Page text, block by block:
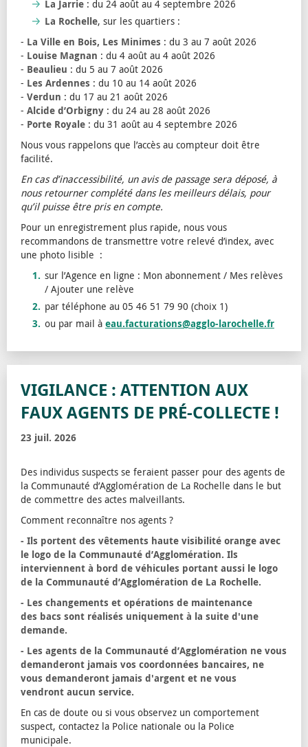
La Jarrie : du 24 août au 4 septembre 2026
La Rochelle, sur les quartiers :
- La Ville en Bois, Les Minimes : du 3 au 7 août 2026
- Louise Magnan : du 4 août au 4 août 2026
- Beaulieu : du 5 au 7 août 2026
- Les Ardennes : du 10 au 14 août 2026
- Verdun : du 17 au 21 août 2026
- Alcide d’Orbigny : du 24 au 28 août 2026
- Porte Royale : du 31 août au 4 septembre 2026
Nous vous rappelons que l’accès au compteur doit être
facilité.
En cas d’inaccessibilité, un avis de passage sera déposé, à
nous retourner complété dans les meilleurs délais, pour
qu’il puisse être pris en compte.
Pour un enregistrement plus rapide, nous vous
recommandons de transmettre votre relevé d’index, avec
une photo lisible :
sur l’Agence en ligne : Mon abonnement / Mes relèves
/ Ajouter une relève
par téléphone au 05 46 51 79 90 (choix 1)
ou par mail à eau.facturations@agglo-larochelle.fr
VIGILANCE : ATTENTION AUX
FAUX AGENTS DE PRÉ-COLLECTE !
23 juil. 2026
Des individus suspects se feraient passer pour des agents de
la Communauté d’Agglomération de La Rochelle dans le but
de commettre des actes malveillants.
Comment reconnaître nos agents ?
- Ils portent des vêtements haute visibilité orange avec
le logo de la Communauté d’Agglomération. Ils
interviennent à bord de véhicules portant aussi le logo
de la Communauté d’Agglomération de La Rochelle.
- Les changements et opérations de maintenance
des bacs sont réalisés uniquement à la suite d'une
demande.
- Les agents de la Communauté d’Agglomération ne vous
demanderont jamais vos coordonnées bancaires, ne
vous demanderont jamais d'argent et ne vous
vendront aucun service.
En cas de doute ou si vous observez un comportement
suspect, contactez la Police nationale ou la Police
municipale.